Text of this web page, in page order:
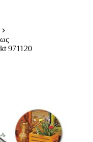
971120